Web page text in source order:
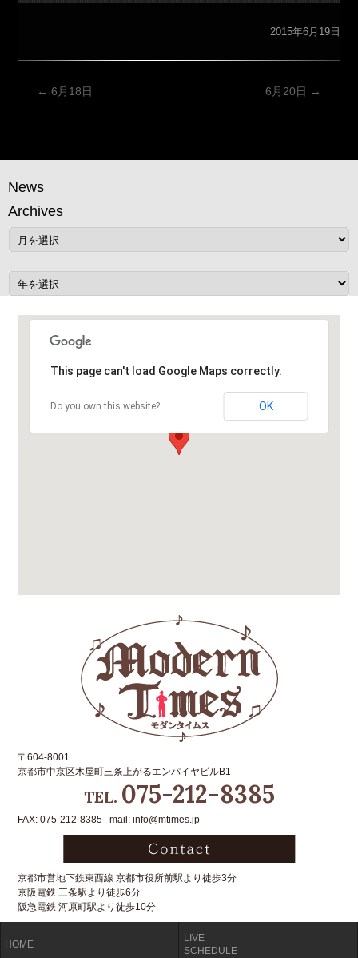
2015年6月19日
投
ビ
ゲ
ー
シ
ョ
ン
← 6月18日 6月20日 →
News
Archives
This page can't load Google Maps correctly.
Do you own this website? OK
〒604-8001
京都市中京区木屋町三条上がるエンパイヤビルB1
TEL. 075-212-8385
FAX: 075-212-8385 mail: info@mtimes.jp
京都市営地下鉄東西線 京都市役所前駅より徒歩3分
京阪電鉄 三条駅より徒歩6分
阪急電鉄 河原町駅より徒歩10分
HOME
LIVE
SCHEDULE